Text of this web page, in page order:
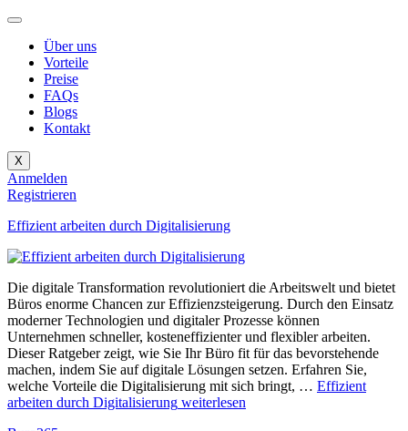
Über uns
Vorteile
Preise
FAQs
Blogs
Kontakt
X
Anmelden
Registrieren
Effizient arbeiten durch Digitalisierung
Die digitale Transformation revolutioniert die Arbeitswelt und bietet
Büros enorme Chancen zur Effizienzsteigerung. Durch den Einsatz
moderner Technologien und digitaler Prozesse können
Unternehmen schneller, kosteneffizienter und flexibler arbeiten.
Dieser Ratgeber zeigt, wie Sie Ihr Büro fit für das bevorstehende
machen, indem Sie auf digitale Lösungen setzen. Erfahren Sie,
welche Vorteile die Digitalisierung mit sich bringt, … Effizient
arbeiten durch Digitalisierung weiterlesen